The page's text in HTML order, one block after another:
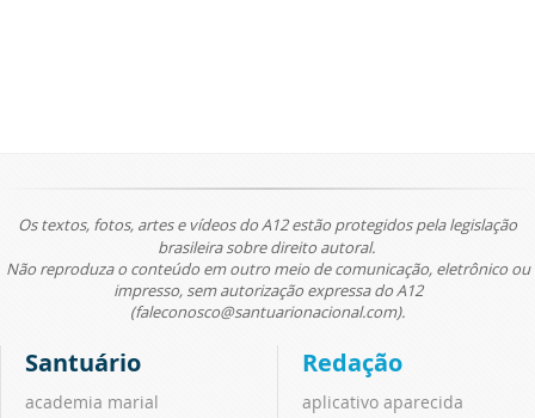
Os textos, fotos, artes e vídeos do A12 estão protegidos pela legislação
brasileira sobre direito autoral.
Não reproduza o conteúdo em outro meio de comunicação, eletrônico ou
impresso, sem autorização expressa do A12
(faleconosco@santuarionacional.com).
Santuário
academia marial
Redação
aplicativo aparecida